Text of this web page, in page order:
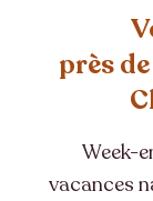
près
Week-
vacances